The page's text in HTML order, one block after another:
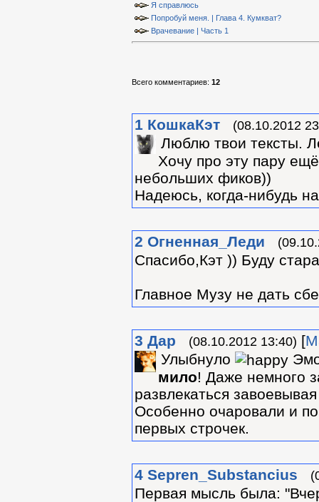
Я справлюсь
Попробуй меня. | Глава 4. Кумкват?
Врачевание | Часть 1
Всего комментариев: 12
1 КошкаКэт (08.10.2012
Люблю твои тексты.
Хочу про эту пару
небольших фиков))
Надеюсь, когда-нибудь
2 Огненная_Леди
Спасибо,Кэт )) Буду
Главное Музу не дать
3 Дар (08.10.2012 13:40) [
Улыбнуло
мило! Даже немного
развлекаться
Особенно очаровали и
первых строчек.
4 Sepren_Substancius
Первая мысль была: